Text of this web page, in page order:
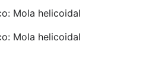
Mola helicoidal
Mola helicoidal